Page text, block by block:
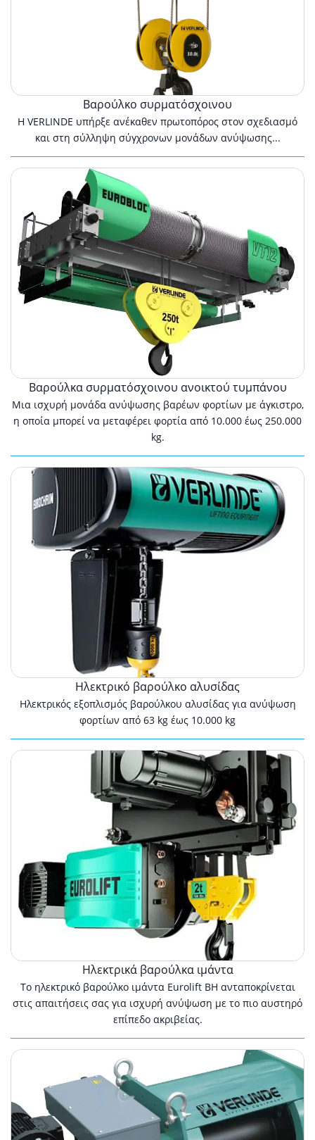
Βαρούλκο συρματόσχοινου
Η VERLINDE υπήρξε ανέκαθεν πρωτοπόρος στον σχεδιασμό
και στη σύλληψη σύγχρονων μονάδων ανύψωσης...
Βαρούλκα
συρματόσχοινου
τυμπάνου
Βαρούλκα συρματόσχοινου ανοικτού τυμπάνου
Μια ισχυρή μονάδα ανύψωσης βαρέων φορτίων με άγκιστρο,
η οποία μπορεί να μεταφέρει φορτία από 10.000 έως 250.000
kg.
Ηλεκτρικό
βαρούλκο
αλυσίδας
Ηλεκτρικό βαρούλκο αλυσίδας
Ηλεκτρικός εξοπλισμός βαρούλκου αλυσίδας για ανύψωση
φορτίων από 63 kg έως 10.000 kg
Ηλεκτρικά
Ηλεκτρικά βαρούλκα ιμάντα
Το ηλεκτρικό βαρούλκο ιμάντα Eurolift BH ανταποκρίνεται
στις απαιτήσεις σας για ισχυρή ανύψωση με το πιο αυστηρό
επίπεδο ακριβείας.
Ηλεκτρικά